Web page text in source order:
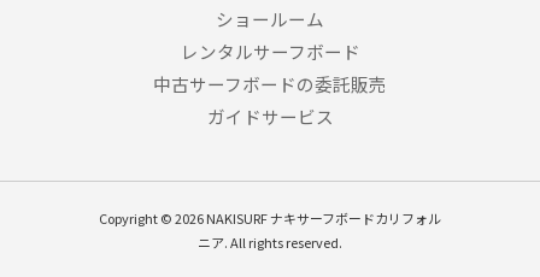
ショールーム
レンタルサーフボード
中古サーフボードの委託販売
ガイドサービス
Copyright © 2026 NAKISURF ナキサーフボードカリフォル
ニア. All rights reserved.